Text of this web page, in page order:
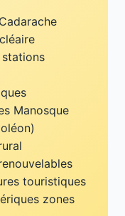
Manosque
touristiques
zones